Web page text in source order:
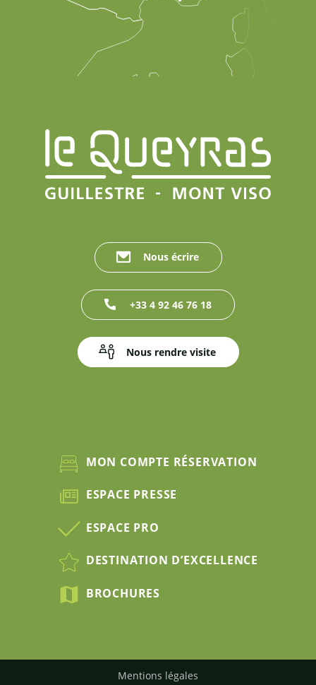
Nous écrire
+33 4 92 46 76 18
Nous rendre visite
MON COMPTE RÉSERVATION
ESPACE PRESSE
ESPACE PRO
DESTINATION D’EXCELLENCE
BROCHURES
Mentions légales